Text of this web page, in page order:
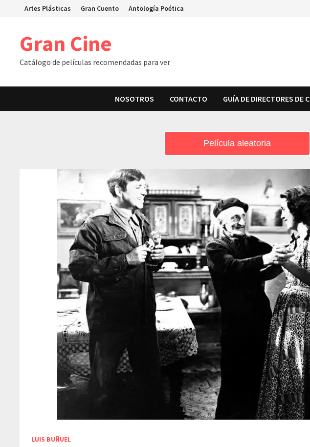
Artes Plásticas Gran Cuento Antología Poética
Gran Cine
Catálogo de películas recomendadas para ver
NOSOTROS CONTACTO GUÍA DE DIRECTORES DE
Película aleatoria
LUIS BUÑUEL